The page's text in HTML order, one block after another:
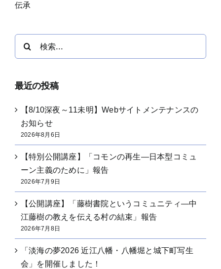
伝承
最近の投稿
【8/10深夜～11未明】Webサイトメンテナンスの
お知らせ
2026年8月6日
【特別公開講座】「コモンの再生―日本型コミュ
ーン主義のために」報告
2026年7月9日
【公開講座】「藤樹書院というコミュニティ―中
江藤樹の教えを伝える村の結束」報告
2026年7月8日
「淡海の夢2026 近江八幡・八幡堀と城下町写生
会」を開催しました！